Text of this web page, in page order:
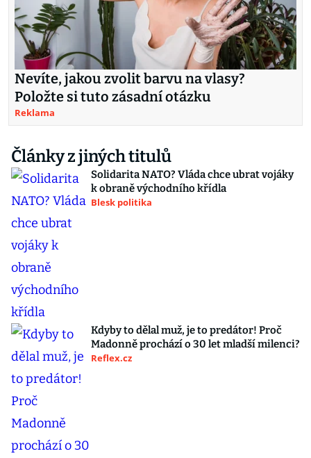
Nevíte, jakou zvolit barvu na vlasy?
Položte si tuto zásadní otázku
Reklama
Články z jiných titulů
Solidarita NATO? Vláda chce ubrat vojáky
k obraně východního křídla
Blesk politika
Kdyby to dělal muž, je to predátor! Proč
Madonně prochází o 30 let mladší milenci?
Reflex.cz